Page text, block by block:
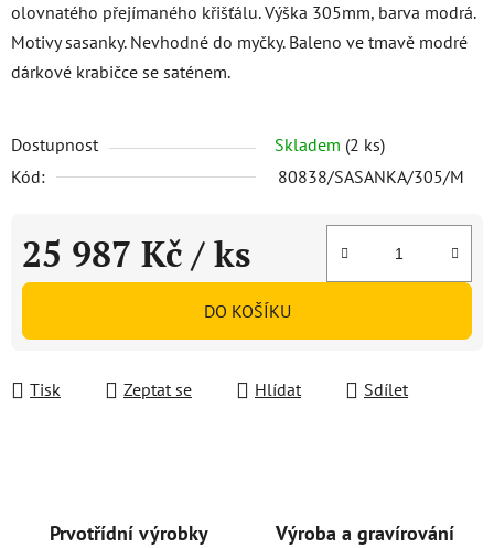
olovnatého přejímaného křišťálu. Výška 305mm, barva modrá.
Motivy sasanky. Nevhodné do myčky. Baleno ve tmavě modré
dárkové krabičce se saténem.
Dostupnost Skladem (2 ks)
Kód:
80838/SASANKA/305/M
25 987 Kč / ks
Měrná cena:
DO KOŠÍKU
Tisk Zeptat se Hlídat Sdílet
Prvotřídní výrobky Výroba a gravírování